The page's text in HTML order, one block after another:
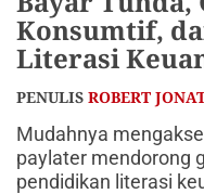
Konsumtif,
Literasi
PENULIS ROBERT
Mudahnya
paylater mendorong
pendidikan literasi